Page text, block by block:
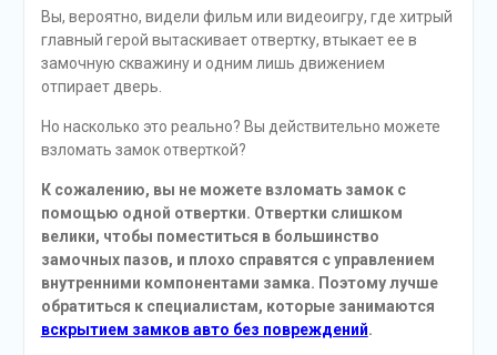
Вы, вероятно, видели фильм или видеоигру, где хитрый
главный герой вытаскивает отвертку, втыкает ее в
замочную скважину и одним лишь движением
отпирает дверь.
Но насколько это реально? Вы действительно можете
взломать замок отверткой?
К сожалению, вы не можете взломать замок с
помощью одной отвертки. Отвертки слишком
велики, чтобы поместиться в большинство
замочных пазов, и плохо справятся с управлением
внутренними компонентами замка. Поэтому лучше
обратиться к специалистам, которые занимаются
вскрытием замков авто без повреждений.